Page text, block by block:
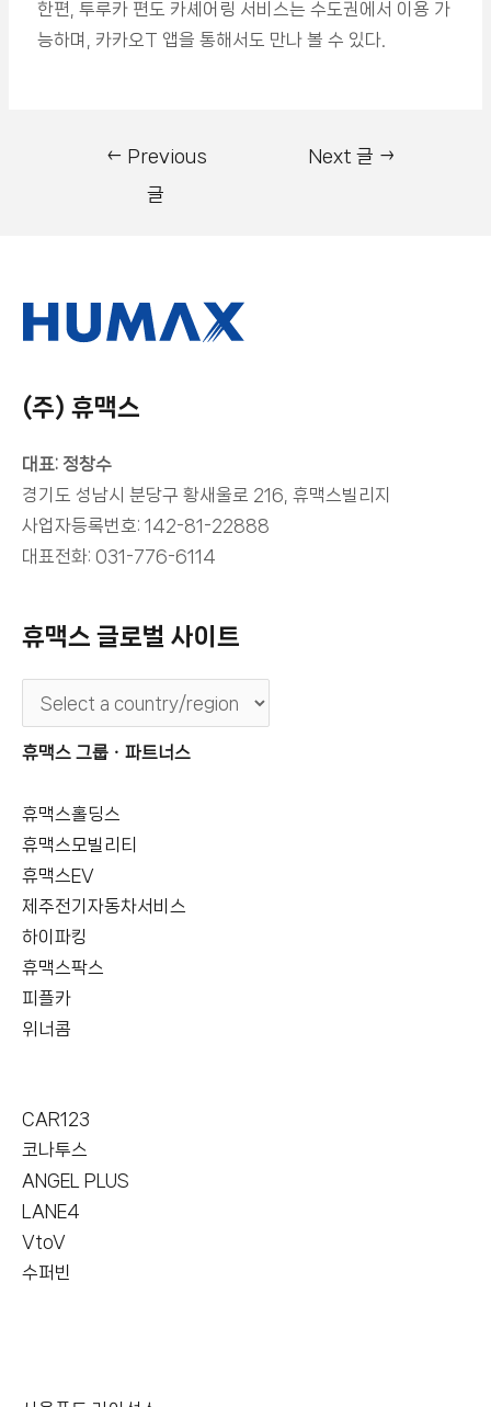
한편, 투루카 편도 카셰어링 서비스는 수도권에서 이용 가
능하며, 카카오T 앱을 통해서도 만나 볼 수 있다.
← Previous
글
Next 글 →
(주) 휴맥스
대표: 정창수
경기도 성남시 분당구 황새울로 216, 휴맥스빌리지
사업자등록번호: 142-81-22888
대표전화: 031-776-6114
휴맥스 글로벌 사이트
휴맥스 그룹ㆍ파트너스
휴맥스홀딩스
휴맥스모빌리티
휴맥스EV
제주전기자동차서비스
하이파킹
휴맥스팍스
피플카
위너콤
CAR123
코나투스
ANGEL PLUS
LANE4
VtoV
수퍼빈